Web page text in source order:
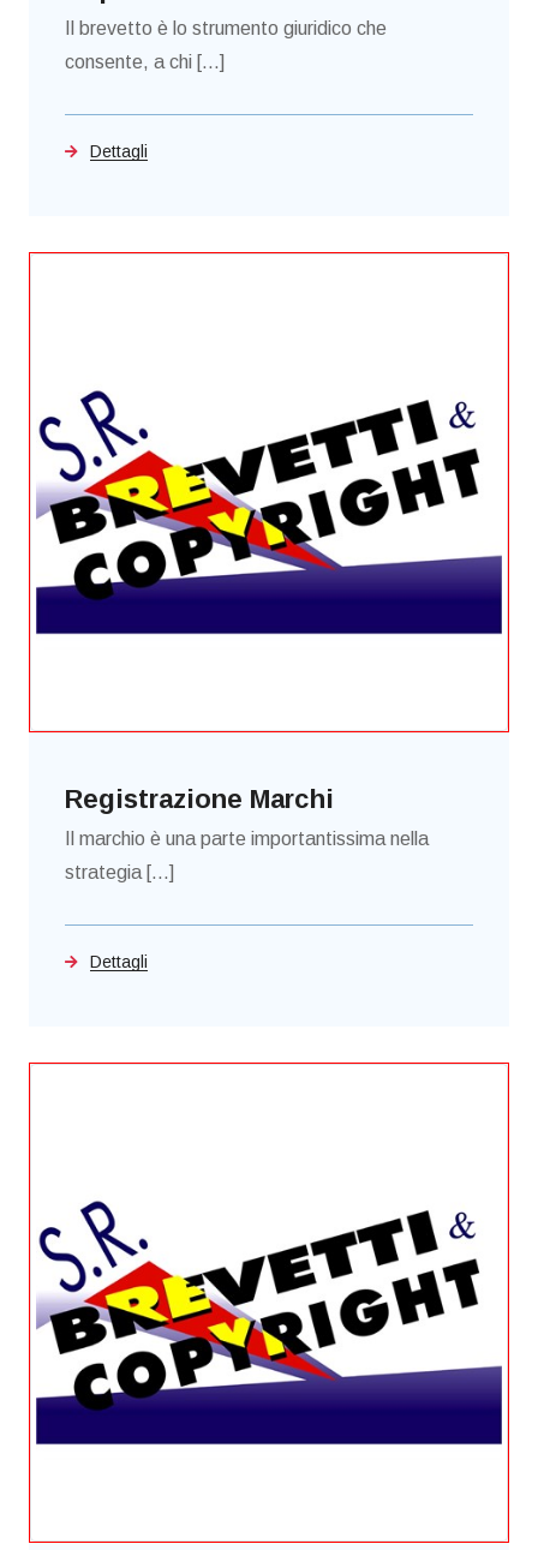
Il brevetto è lo strumento giuridico che
consente, a chi [...]
Dettagli
Registrazione Marchi
Il marchio è una parte importantissima nella
strategia [...]
Dettagli